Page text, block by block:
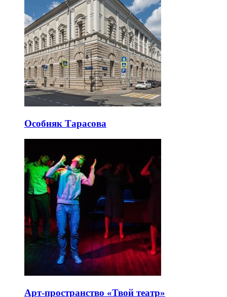
Особняк Тарасова
Арт-пространство «Твой театр»